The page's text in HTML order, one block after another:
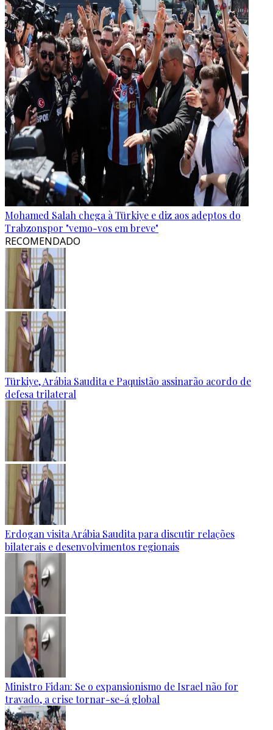
Mohamed Salah chega à Türkiye e diz aos adeptos do
Trabzonspor "vemo-vos em breve"
RECOMENDADO
Türkiye, Arábia Saudita e Paquistão assinarão acordo de
defesa trilateral
Erdogan visita Arábia Saudita para discutir relações
bilaterais e desenvolvimentos regionais
Ministro Fidan: Se o expansionismo de Israel não for
travado, a crise tornar-se-á global